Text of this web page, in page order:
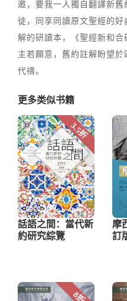
邀，要我一人獨自翻譯新
徒，同享同讀原文聖經的
解的研讀本，《聖經新和合
主若願意，舊約註解盼望
代禱。
更多类似书籍